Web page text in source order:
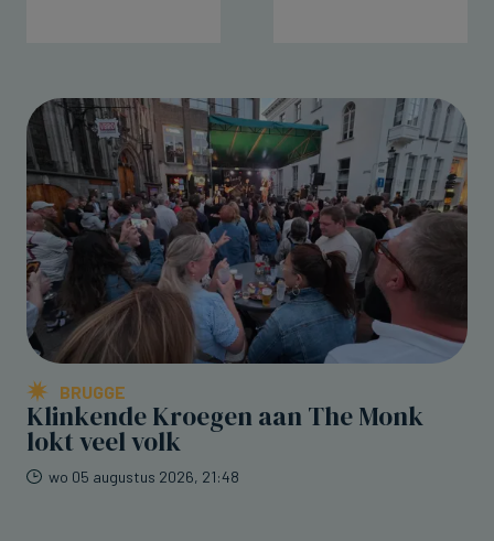
BRUGGE
Klinkende Kroegen aan The Monk
lokt veel volk
wo 05 augustus 2026, 21:48